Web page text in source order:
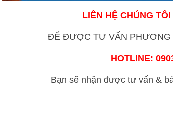
LIÊN HỆ CHÚNG
ĐỂ ĐƯỢC TƯ VẤN PHƯƠNG
HOTLINE:
Bạn sẽ nhận được tư vấn &